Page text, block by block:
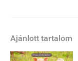
Ajánlott tartalom